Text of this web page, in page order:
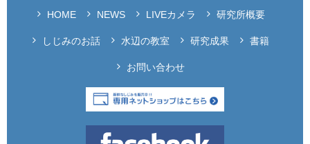
HOME NEWS LIVEカメラ 研究所概要
しじみのお話 水辺の教室 研究成果 書籍
お問い合わせ